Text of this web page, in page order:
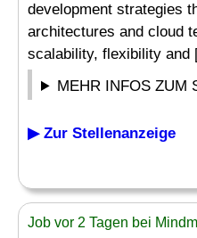
development strategies
architectures and cloud
scalability, flexibility and
MEHR INFOS ZUM
▶ Zur Stellenanzeige
Job vor 2 Tagen bei